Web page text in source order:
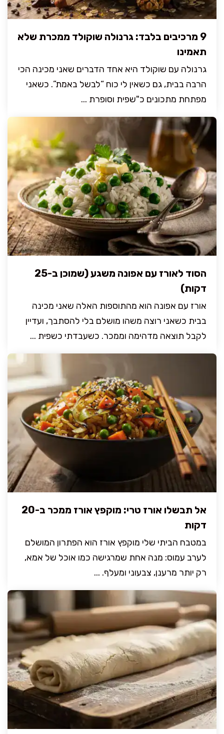
9 מרכיבים בלבד: גרנולה שוקולד ממכרת שלא
תאמינו
גרנולה עם שוקולד היא אחד הדברים שאני מכינה הכי
הרבה בבית, גם כשאין לי כוח “לבשל באמת”. כשאני
מפתחת מתכונים כ"שפית וסופרת ...
הסוד לאורז עם אפונה משגע (שמוכן ב-25
דקות)
אורז עם אפונה הוא מהתוספות האלה שאני מכינה
בבית כשאני רוצה משהו מושלם בלי להסתבך, ועדיין
לקבל תוצאה מדהימה וממכר. כשעבדתי כשפית ...
אל תבשלו אורז טרי: מוקפץ אורז ממכר ב-20
דקות
במטבח הביתי שלי מוקפץ אורז הוא הפתרון המושלם
לערב עמוס: מנה אחת שמרגישה כמו אוכל של אמא,
רק יותר מרענן, צבעוני ומעלף. ...